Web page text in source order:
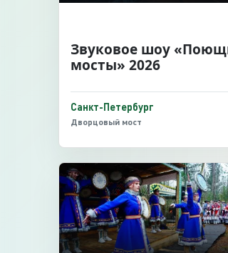
Звуковое шоу
мосты» 2026
Санкт-Петербург
Дворцовый мост